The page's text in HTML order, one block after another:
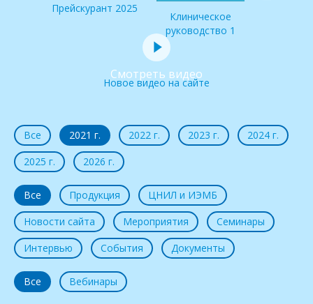
Прейскурант 2025
Клиническое
руководство 1
Смотреть видео
Новое видео на сайте
Все 2021 г. 2022 г. 2023 г.
2024 г.
2025 г.
2026 г.
Все Продукция
ЦНИЛ и ИЭМБ
Новости сайта
Мероприятия
Семинары
Интервью
События Документы
Все Вебинары